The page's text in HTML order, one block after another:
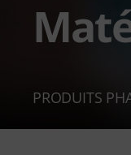
PRODUITS